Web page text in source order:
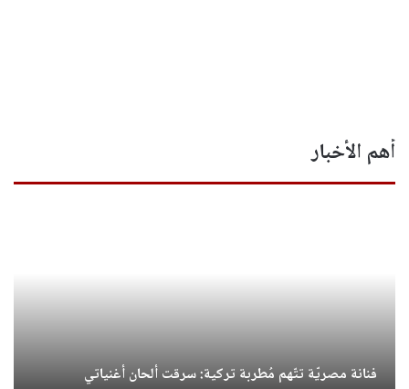
أهم الأخبار
فنانة مصريّة تتّهم مُطربة تركية: سرقت ألحان أغنياتي